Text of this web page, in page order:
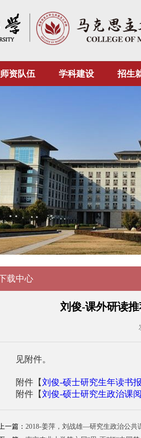
师资队伍 学科建设 招生
载中心
刘俊-课外研读推
见附件。
附件【刘俊-硕士研究生年读书
附件【刘俊-硕士研究生政治课
上一篇： 2018-姜萍，刘战雄—研究生政治公共